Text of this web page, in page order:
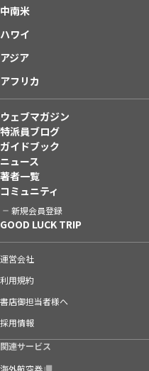
中南米
ハワイ
アジア
アフリカ
ウェブマガジン
特派員ブログ
ガイドブック
ニュース
著者一覧
コミュニティ
新規会員登録
GOOD LUCK TRIP
運営会社
利用規約
書店御担当者様へ
採用情報
関連サービス
海外航空券